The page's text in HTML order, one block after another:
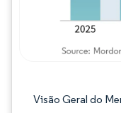
Visão Geral do